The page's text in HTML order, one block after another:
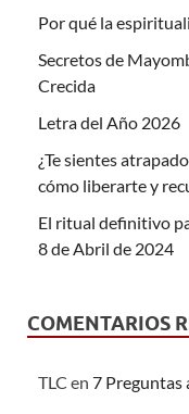
Por qué la
Secretos de
Crecida
Letra del Año 2026
¿Te sientes
cómo liberarte y
El ritual definitivo
8 de Abril de 2024
COMENTARIOS
TLC en 7 Preguntas